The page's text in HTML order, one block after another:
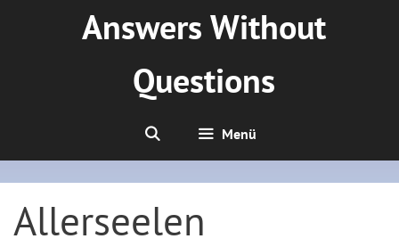
Answers Without
Questions
Menü
Allerseelen